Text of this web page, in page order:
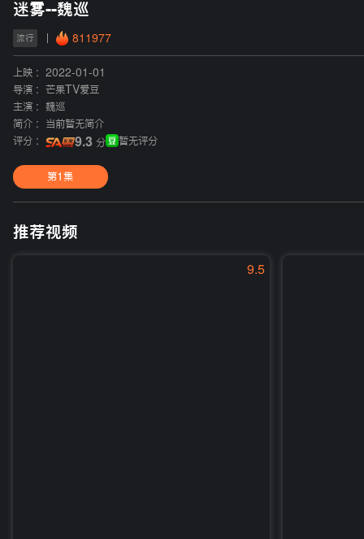
迷雾--魏巡
流行 811977
上映 :
2022-01-01
导演 :
芒果TV爱豆
主演 :
魏巡
简介 :
当前暂无简介
评分 :
9.3 分 暂无评分
第1集
推荐视频
9.5